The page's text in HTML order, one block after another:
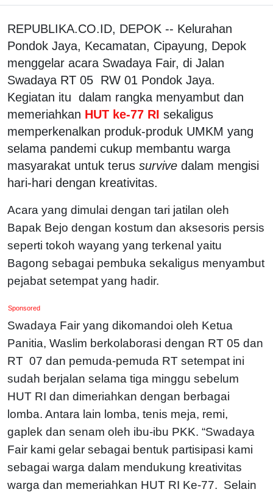
REPUBLIKA.CO.ID, DEPOK -- Kelurahan
Pondok Jaya, Kecamatan, Cipayung, Depok
menggelar acara Swadaya Fair, di Jalan
Swadaya RT 05 RW 01 Pondok Jaya.
Kegiatan itu dalam rangka menyambut dan
memeriahkan HUT ke-77 RI sekaligus
memperkenalkan produk-produk UMKM yang
selama pandemi cukup membantu warga
masyarakat untuk terus survive dalam mengisi
hari-hari dengan kreativitas.
Acara yang dimulai dengan tari jatilan oleh
Bapak Bejo dengan kostum dan aksesoris persis
seperti tokoh wayang yang terkenal yaitu
Bagong sebagai pembuka sekaligus menyambut
pejabat setempat yang hadir.
Sponsored
Swadaya Fair yang dikomandoi oleh Ketua
Panitia, Waslim berkolaborasi dengan RT 05 dan
RT 07 dan pemuda-pemuda RT setempat ini
sudah berjalan selama tiga minggu sebelum
HUT RI dan dimeriahkan dengan berbagai
lomba. Antara lain lomba, tenis meja, remi,
gaplek dan senam oleh ibu-ibu PKK. “Swadaya
Fair kami gelar sebagai bentuk partisipasi kami
sebagai warga dalam mendukung kreativitas
warga dan memeriahkan HUT RI Ke-77. Selain